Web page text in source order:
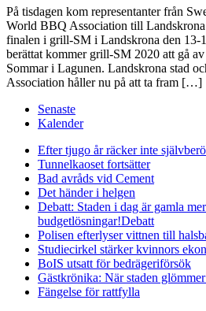
På tisdagen kom representanter från
World BBQ Association till
finalen i grill-SM i Landskrona den 13-
berättat kommer grill-SM 2020 att gå
Sommar i Lagunen. Landskrona stad
Association håller nu på att ta fram […]
Senaste
Kalender
Efter tjugo år räcker inte
Tunnelkaoset fortsätter
Bad avråds vid Cement
Det händer i helgen
Debatt: Staden i dag är gamla
budgetlösningar!Debatt
Polisen efterlyser vittnen till
Studiecirkel stärker kvinnors
BoIS utsatt för bedrägeriförsök
Gästkrönika: När staden
Fängelse för rattfylla